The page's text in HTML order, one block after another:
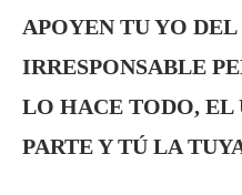
APOYEN TU YO DEL
IRRESPONSABLE
LO HACE TODO, EL
PARTE Y TÚ LA